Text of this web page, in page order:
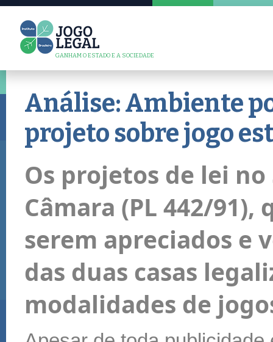
GANHAM O ESTADO E A SOCIEDADE
Análise: Ambiente
projeto sobre jogo
Os projetos de lei no
Câmara (PL 442/
serem apreciados e
das duas casas
modalidades de